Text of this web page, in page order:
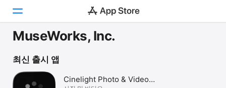
게임
MuseWorks, Inc.
최신 출시 앱
Cinelight Photo & Video